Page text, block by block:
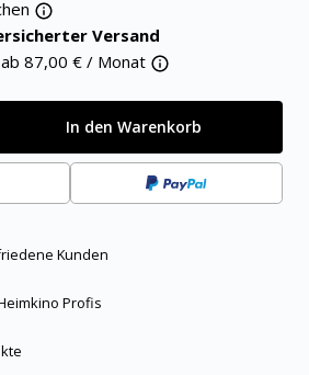
Versand
87,00 € / Monat
In den Warenkorb
Kunden
Profis